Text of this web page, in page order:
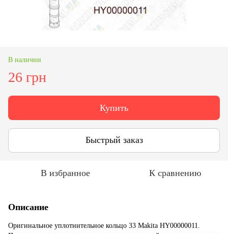
В наличии
26 грн
Купить
Быстрый заказ
В избранное К сравнению
Описание
Оригинальное уплотнительное кольцо 33 Makita HY00000011.